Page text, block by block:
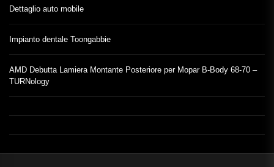
Dettaglio auto mobile
Impianto dentale Toongabbie
AMD Debutta Lamiera Montante Posteriore per Mopar B-Body 68-70 –
TURNology